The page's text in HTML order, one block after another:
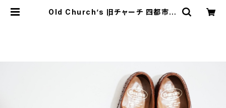
Old Church’s 旧チャーチ 四都市 C